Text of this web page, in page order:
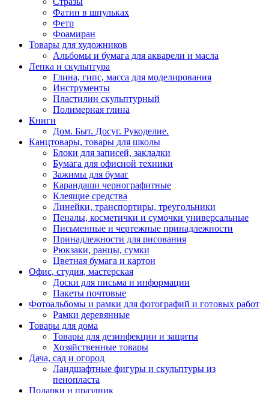
Фатин в шпульках
Фетр
Фоамиран
Товары для художников
Альбомы и бумага для акварели и масла
Лепка и скульптура
Глина, гипс, масса для моделирования
Инструменты
Пластилин скульптурный
Полимерная глина
Книги
Дом. Быт. Досуг. Рукоделие.
Канцтовары, товары для школы
Блоки для записей, закладки
Бумага для офисной техники
Зажимы для бумаг
Карандаши чернографитные
Клеящие средства
Линейки, транспортиры, треугольники
Пеналы, косметички и сумочки универсальные
Письменные и чертежные принадлежности
Принадлежности для рисования
Рюкзаки, ранцы, сумки
Цветная бумага и картон
Офис, студия, мастерская
Доски для письма и информации
Пакеты почтовые
Фотоальбомы и рамки для фотографий и готовых работ
Рамки деревянные
Товары для дома
Товары для дезинфекции и защиты
Хозяйственные товары
Дача, сад и огород
Ландшафтные фигуры и скульптуры из
пенопласта
Подарки и праздник